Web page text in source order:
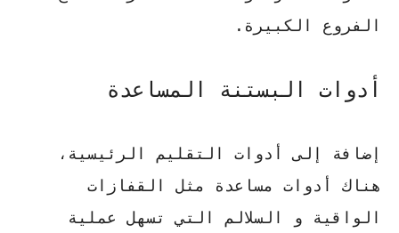
الفروع الكبيرة.
أدوات البستنة المساعدة
إضافة إلى أدوات التقليم الرئيسية،
هناك أدوات مساعدة مثل القفازات
الواقية و السلالم التي تسهل عملية